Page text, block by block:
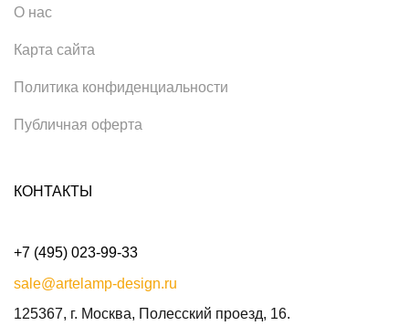
О нас
Карта сайта
Политика конфиденциальности
Публичная оферта
КОНТАКТЫ
+7 (495) 023-99-33
sale@artelamp-design.ru
125367, г. Москва, Полесский проезд, 16.